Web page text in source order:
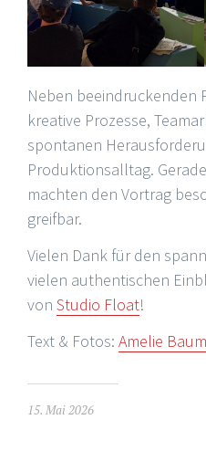
Neben beeindruckenden
kreative Prozesse,
spontanen
Produktionsalltag.
machten den Vortrag
greifbar.
Vielen Dank für den
vielen authentischen
von Studio Float!
Text & Fotos: Amelie
15. Mai 2026